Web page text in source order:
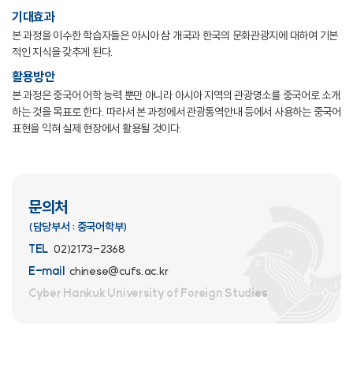
기대효과
본 과정을 이수한 학습자들은 아시아 삼 개국과 한국의 문화관광지에 대하여 기본
적인 지식을 갖추게 된다.
활용방안
본 과정은 중국어 어학 능력 뿐만 아니라 아시아 지역의 관광명소를 중국어로 소개
하는 것을 목표로 한다. 따라서 본 과정에서 관광통역안내 등에서 사용하는 중국어
표현을 익혀 실제 현장에서 활용될 것이다.
문의처
(담당부서 : 중국어학부)
TEL 02)2173-2368
E-mail chinese@cufs.ac.kr
Cyber Hankuk University of Foreign Studies